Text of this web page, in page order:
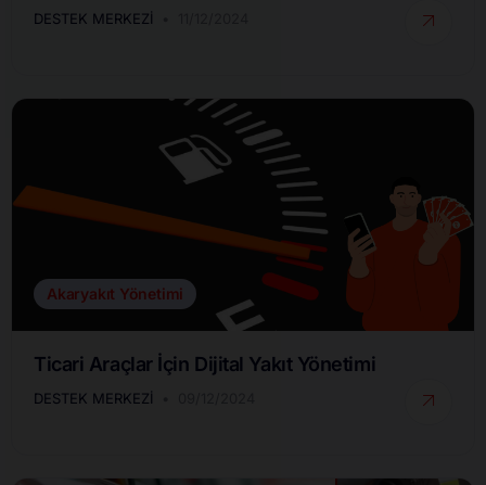
DESTEK MERKEZI
Akaryakıt Yönetimi
Ticari Araçlar İçin Dijital Yakıt Yönetimi
DESTEK MERKEZI